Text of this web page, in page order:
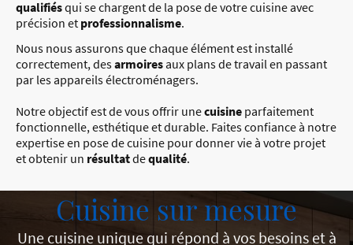
qualifiésqui se chargent de la pose de votre cuisine avec
précision et professionnalisme.
Nous nous assurons que chaque élément est installé
correctement, desarmoiresaux plans de travail en passant
par les appareils électroménagers.
Notre objectif est de vous offrir unecuisine parfaitement
fonctionnelle, esthétique et durable. Faites confiance à notre
expertise en pose de cuisine pour donner vie à votre projet
et obtenir un résultatdequalité.
Cuisine sur mesure
Une cuisine unique qui répond à vos besoins et à